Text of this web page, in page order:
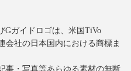
Gガイドロゴは、米国TiVo
会社の日本国内における商標ま
事・写真等あらゆる素材の無断